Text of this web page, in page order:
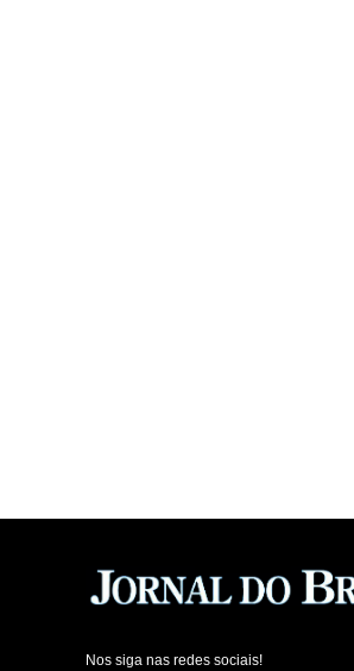
Nos siga nas redes sociais!